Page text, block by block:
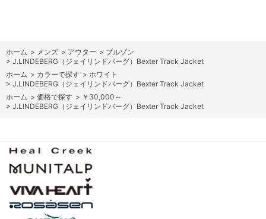
ホーム > メンズ > アウター > ブルゾン
> J.LINDEBERG（ジェイリンドバーグ）Bexter Track Jacket
ホーム > カラーで探す > ホワイト
> J.LINDEBERG（ジェイリンドバーグ）Bexter Track Jacket
ホーム > 価格で探す > ￥30,000～
> J.LINDEBERG（ジェイリンドバーグ）Bexter Track Jacket